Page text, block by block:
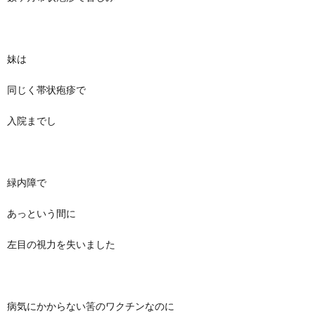
妹は
同じく帯状疱疹で
入院までし
緑内障で
あっという間に
左目の視力を失いました
病気にかからない筈のワクチンなのに